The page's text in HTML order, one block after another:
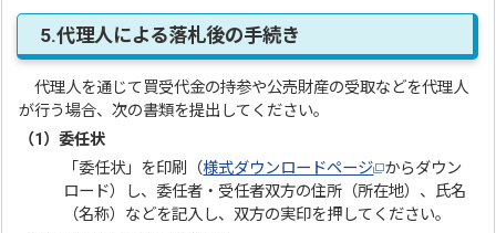
5.代理人による落札後の手続き
代理人を通じて買受代金の持参や公売財産の受取などを代理人
が行う場合、次の書類を提出してください。
（1）委任状
「委任状」を印刷（様式ダウンロードページ
からダウン
ロード）し、委任者・受任者双方の住所（所在地）、氏名
（名称）などを記入し、双方の実印を押してください。